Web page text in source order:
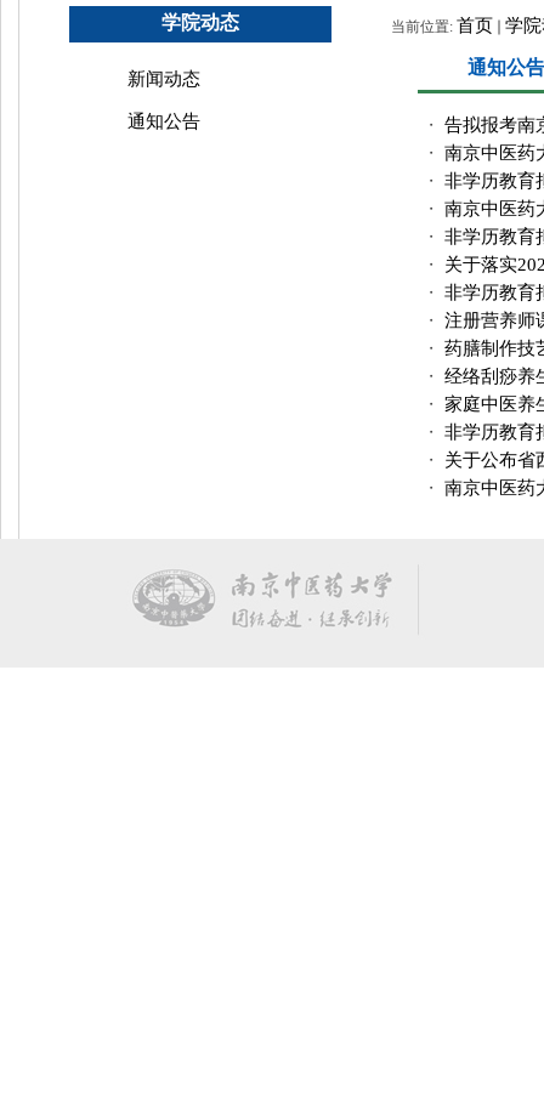
学院动态
新闻动态
通知公告
当前位置: 首页 学
通知公告
・ 告拟报考南
・ 南京中医药
・ 非学历教育
・ 南京中医药
・ 非学历教育
・ 关于落实
・ 非学历教育
・ 注册营养师
・ 药膳制作技
・ 经络刮痧养
・ 家庭中医养
・ 非学历教育
・ 关于公布省
・ 南京中医药